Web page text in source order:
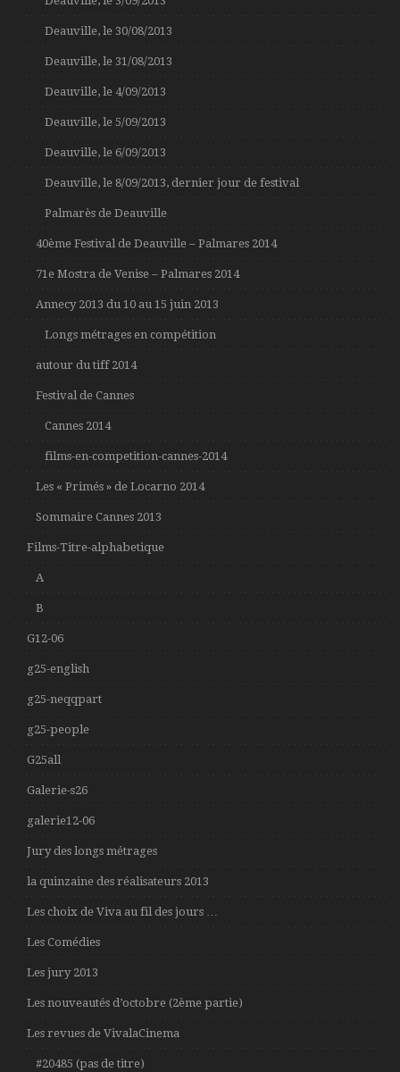
Deauville, le 30/08/2013
Deauville, le 31/08/2013
Deauville, le 4/09/2013
Deauville, le 5/09/2013
Deauville, le 6/09/2013
Deauville, le 8/09/2013, dernier jour de festival
Palmarès de Deauville
40ème Festival de Deauville – Palmares 2014
71e Mostra de Venise – Palmares 2014
Annecy 2013 du 10 au 15 juin 2013
Longs métrages en compétition
autour du tiff 2014
Festival de Cannes
Cannes 2014
films-en-competition-cannes-2014
Les « Primés » de Locarno 2014
Sommaire Cannes 2013
Films-Titre-alphabetique
A
B
G12-06
g25-english
g25-neqqpart
g25-people
G25all
Galerie-s26
galerie12-06
Jury des longs métrages
la quinzaine des réalisateurs 2013
Les choix de Viva au fil des jours …
Les Comédies
Les jury 2013
Les nouveautés d’octobre (2ème partie)
Les revues de VivalaCinema
#20485 (pas de titre)